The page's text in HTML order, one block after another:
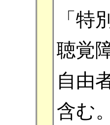
「特
聴覚
自由
含む